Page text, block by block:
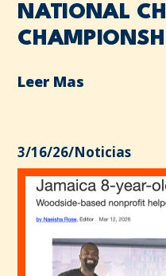
NATIONAL
Leer Mas
3/16/26/Noticias